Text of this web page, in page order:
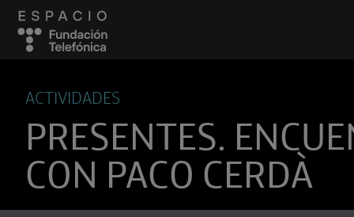
ACTIVIDADES
PRESENTES.
CON PACO CERDÀ